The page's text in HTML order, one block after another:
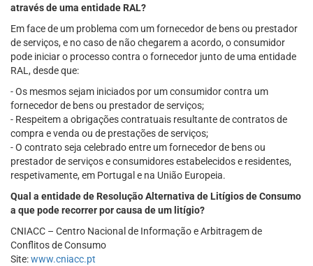
através de uma entidade RAL?
Em face de um problema com um fornecedor de bens ou prestador
de serviços, e no caso de não chegarem a acordo, o consumidor
pode iniciar o processo contra o fornecedor junto de uma entidade
RAL, desde que:
- Os mesmos sejam iniciados por um consumidor contra um
fornecedor de bens ou prestador de serviços;
- Respeitem a obrigações contratuais resultante de contratos de
compra e venda ou de prestações de serviços;
- O contrato seja celebrado entre um fornecedor de bens ou
prestador de serviços e consumidores estabelecidos e residentes,
respetivamente, em Portugal e na União Europeia.
Qual a entidade de Resolução Alternativa de Litígios de Consumo
a que pode recorrer por causa de um litígio?
CNIACC – Centro Nacional de Informação e Arbitragem de
Conflitos de Consumo
Site:www.cniacc.pt